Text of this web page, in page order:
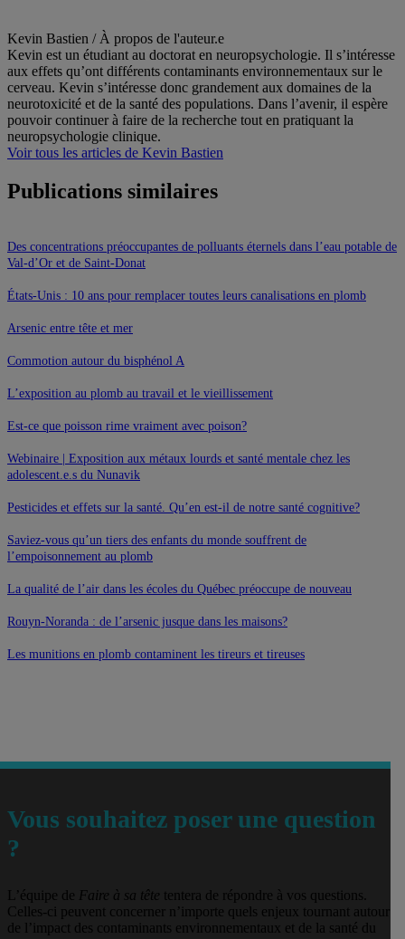
Kevin Bastien / À propos de l'auteur.e
Kevin est un étudiant au doctorat en neuropsychologie. Il s’intéresse
aux effets qu’ont différents contaminants environnementaux sur le
cerveau. Kevin s’intéresse donc grandement aux domaines de la
neurotoxicité et de la santé des populations. Dans l’avenir, il espère
pouvoir continuer à faire de la recherche tout en pratiquant la
neuropsychologie clinique.
Voir tous les articles de Kevin Bastien
Publications similaires
Des concentrations préoccupantes de polluants éternels dans l’eau potable de
Val-d’Or et de Saint-Donat
États-Unis : 10 ans pour remplacer toutes leurs canalisations en plomb
Arsenic entre tête et mer
Commotion autour du bisphénol A
L’exposition au plomb au travail et le vieillissement
Est-ce que poisson rime vraiment avec poison?
Webinaire | Exposition aux métaux lourds et santé mentale chez les
adolescent.e.s du Nunavik
Pesticides et effets sur la santé. Qu’en est-il de notre santé cognitive?
Saviez-vous qu’un tiers des enfants du monde souffrent de
l’empoisonnement au plomb
La qualité de l’air dans les écoles du Québec préoccupe de nouveau
Rouyn-Noranda : de l’arsenic jusque dans les maisons?
Les munitions en plomb contaminent les tireurs et tireuses
Vous souhaitez poser une question
?
L’équipe de Faire à sa tête tentera de répondre à vos questions.
Celles-ci peuvent concerner n’importe quels enjeux tournant autour
de l’impact des contaminants environnementaux et de la santé du